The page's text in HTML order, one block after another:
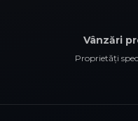
Vânzări
Proprietăți